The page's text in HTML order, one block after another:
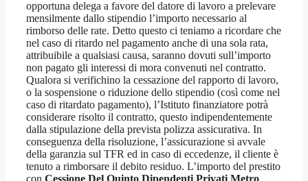
opportuna delega a favore del datore di lavoro a prelevare
mensilmente dallo stipendio l’importo necessario al
rimborso delle rate. Detto questo ci teniamo a ricordare che
nel caso di ritardo nel pagamento anche di una sola rata,
attribuibile a qualsiasi causa, saranno dovuti sull’importo
non pagato gli interessi di mora convenuti nel contratto.
Qualora si verifichino la cessazione del rapporto di lavoro,
o la sospensione o riduzione dello stipendio (così come nel
caso di ritardato pagamento), l’Istituto finanziatore potrà
considerare risolto il contratto, questo indipendentemente
dalla stipulazione della prevista polizza assicurativa. In
conseguenza della risoluzione, l’assicurazione si avvale
della garanzia sul TFR ed in caso di eccedenze, il cliente è
tenuto a rimborsare il debito residuo. L’importo del prestito
con Cessione Del Quinto Dipendenti Privati Metro